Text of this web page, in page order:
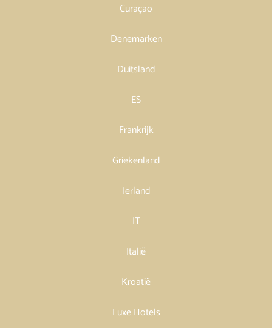
Curaçao
Denemarken
Duitsland
ES
Frankrijk
Griekenland
Ierland
IT
Italië
Kroatië
Luxe Hotels